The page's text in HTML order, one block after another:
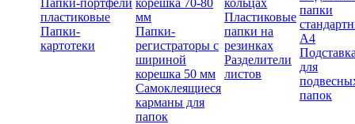
Папки-портфели
пластиковые
Папки-
картотеки
корешка 70-80
мм
Папки-
регистраторы с
шириной
корешка 50 мм
Самоклеящиеся
карманы для
папок
кольцах
Пластиковые
папки на
резинках
Разделители
листов
папки
А4
для
папок